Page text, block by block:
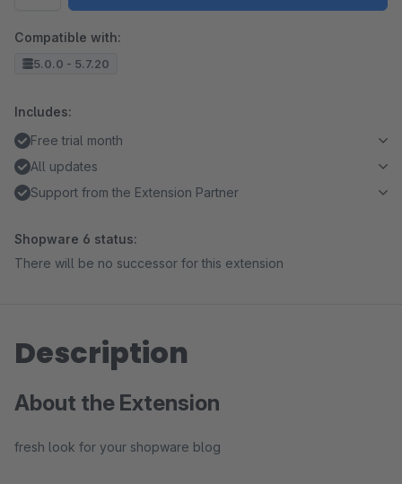
Compatible with:
5.0.0 - 5.7.20
Includes:
Free trial month
All updates
Support from the Extension Partner
Shopware 6 status:
There will be no successor for this extension
Description
About the Extension
fresh look for your shopware blog